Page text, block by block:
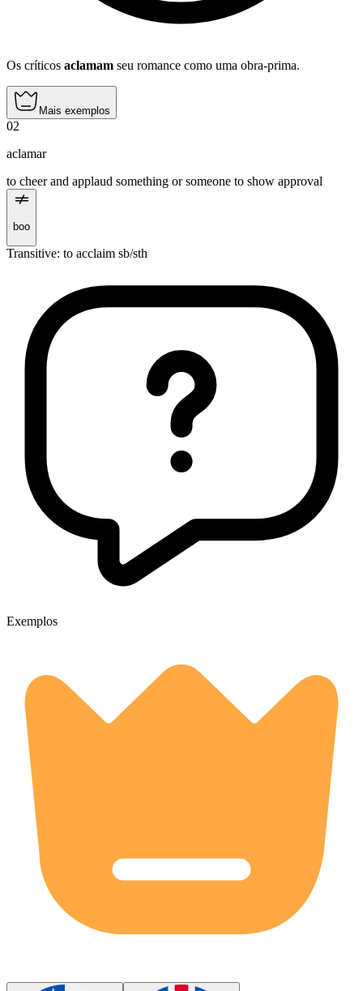
Os críticos aclamam seu romance como uma obra-prima.
Mais exemplos
02
aclamar
to cheer and applaud something or someone to show approval
boo
Transitive: to acclaim sb/sth
Exemplos